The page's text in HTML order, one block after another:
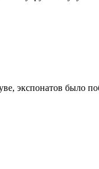
экспонатов было